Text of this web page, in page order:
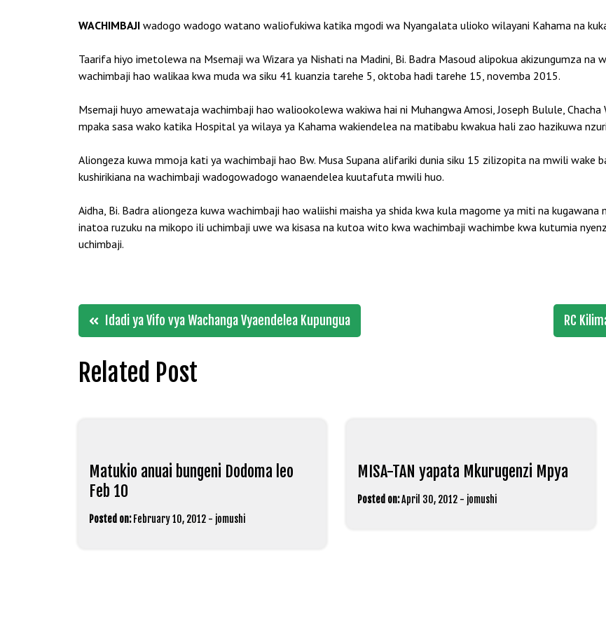
WACHIMBAJI wadogo wadogo watano waliofukiwa katika mgodi wa Nyangalata ulioko wilayani Kahama na
Taarifa hiyo imetolewa na Msemaji wa Wizara ya Nishati na Madini, Bi. Badra Masoud alipokua akizungumza na
wachimbaji hao walikaa kwa muda wa siku 41 kuanzia tarehe 5, oktoba hadi tarehe 15, novemba 2015.
Msemaji huyo amewataja wachimbaji hao waliookolewa wakiwa hai ni Muhangwa Amosi, Joseph Bulule, Chacha
mpaka sasa wako katika Hospital ya wilaya ya Kahama wakiendelea na matibabu kwakua hali zao hazikuwa
Aliongeza kuwa mmoja kati ya wachimbaji hao Bw. Musa Supana alifariki dunia siku 15 zilizopita na mwili wake
kushirikiana na wachimbaji wadogowadogo wanaendelea kuutafuta mwili huo.
Aidha, Bi. Badra aliongeza kuwa wachimbaji hao waliishi maisha ya shida kwa kula magome ya miti na
inatoa ruzuku na mikopo ili uchimbaji uwe wa kisasa na kutoa wito kwa wachimbaji wachimbe kwa kutumia
uchimbaji.
Post
navigation
Idadi ya Vifo vya Wachanga Vyaendelea Kupungua RC
Related Post
Matukio anuai bungeni Dodoma leo
Feb 10
Posted on: February 10, 2012 - jomushi
MISA-TAN yapata Mkurugenzi Mpya
Posted on:April 30, 2012 - jomushi